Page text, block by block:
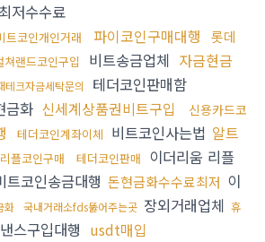
저수수료
트코인개인거래 파이코인구매대행
롯데
쳐랜드코인구입 비트송금업체 자금현금
테크자금세탁문의 테더코인판매함
금화 신세계상품권비트구입
신용카드코
테더코인계좌이체 비트코인사는법 알트
플코인구매 테더코인판매 이더리움 리플
트코인송금대행 돈현금화수수료최저 이
화 국내거래소fds뚫어주는곳 장외거래업체 휴
스구입대행 usdt매입